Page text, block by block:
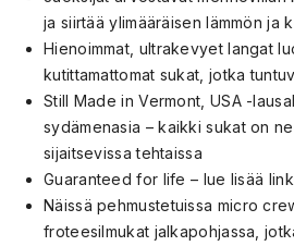
ja siirtää ylimääräisen lämmön ja
Hienoimmat, ultrakevyet langat
kutittamattomat sukat, jotka
Still Made in Vermont, USA -
sydämenasia – kaikki sukat on
sijaitsevissa tehtaissa
Guaranteed for life – lue lisää
Näissä pehmustetuissa micro
froteesilmukat jalkapohjassa,